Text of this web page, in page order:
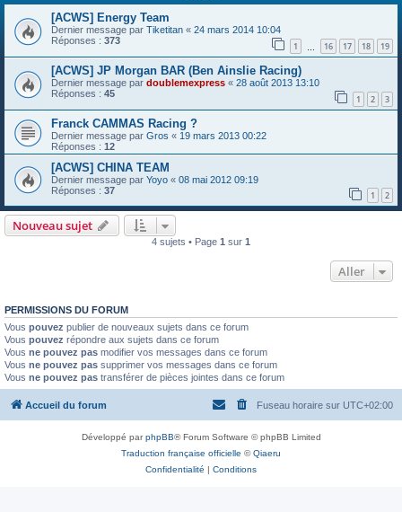
[ACWS] Energy Team
Dernier message par Tiketitan « 24 mars 2014 10:04
Réponses : 373 1 16 17 18 19
[ACWS] JP Morgan BAR (Ben Ainslie Racing)
Dernier message par doublemexpress « 28 août 2013 13:10
Réponses : 45 1 2 3
Franck CAMMAS Racing ?
Dernier message par Gros « 19 mars 2013 00:22
Réponses : 12
[ACWS] CHINA TEAM
Dernier message par Yoyo « 08 mai 2012 09:19
Réponses : 37 1 2
Nouveau sujet
4 sujets • Page 1 sur 1
Aller
PERMISSIONS DU FORUM
Vous pouvez publier de nouveaux sujets dans ce forum
Vous pouvez répondre aux sujets dans ce forum
Vous ne pouvez pas modifier vos messages dans ce forum
Vous ne pouvez pas supprimer vos messages dans ce forum
Vous ne pouvez pas transférer de pièces jointes dans ce forum
Accueil du forum Fuseau horaire sur UTC+02:00
Développé parphpBB® Forum Software © phpBB Limited
Traduction française officielle ©Qiaeru
Confidentialité | Conditions